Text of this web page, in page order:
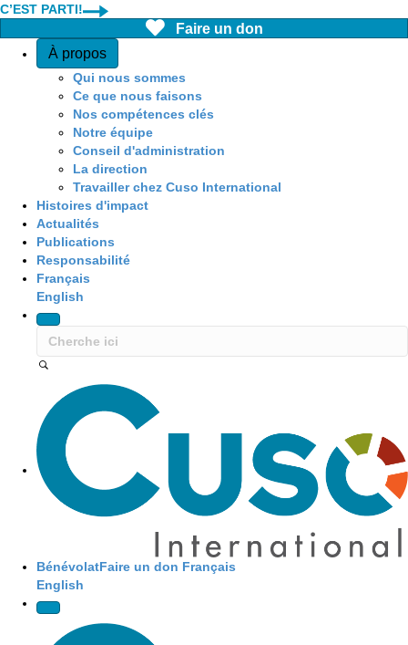
C’EST PARTI!
Faire un don
Quick Access
À propos
Qui nous sommes
Ce que nous faisons
Nos compétences clés
Notre équipe
Conseil d'administration
La direction
Travailler chez Cuso International
Histoires d'impact
Actualités
Publications
Responsabilité
Français
English
Site Navigation
BénévolatFaire un don Français
English